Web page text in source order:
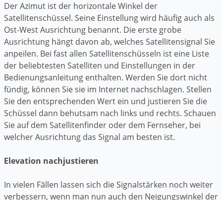
Der Azimut ist der horizontale Winkel der
Satellitenschüssel. Seine Einstellung wird häufig auch als
Ost-West Ausrichtung benannt. Die erste grobe
Ausrichtung hängt davon ab, welches Satellitensignal Sie
anpeilen. Bei fast allen Satellitenschüsseln ist eine Liste
der beliebtesten Satelliten und Einstellungen in der
Bedienungsanleitung enthalten. Werden Sie dort nicht
fündig, können Sie sie im Internet nachschlagen. Stellen
Sie den entsprechenden Wert ein und justieren Sie die
Schüssel dann behutsam nach links und rechts. Schauen
Sie auf dem Satellitenfinder oder dem Fernseher, bei
welcher Ausrichtung das Signal am besten ist.
Elevation nachjustieren
In vielen Fällen lassen sich die Signalstärken noch weiter
verbessern, wenn man nun auch den Neigungswinkel der